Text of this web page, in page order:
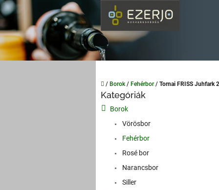
Ugrás
a
tartalomhoz
Kezdőlap
/ Borok / Fehérbor / Tornai FRISS Juhfark
OKategóriák
átugrása
Kategóriák
Borok
Vörösbor
Fehérbor
Rosé bor
Narancsbor
Siller